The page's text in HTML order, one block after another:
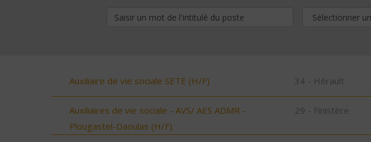
Auxiliaire de vie sociale SETE (H/F) 34 - Hérault
Auxiliaires de vie sociale - AVS/ AES ADMR -
Plougastel-Daoulas (H/F)
29 - Finistère